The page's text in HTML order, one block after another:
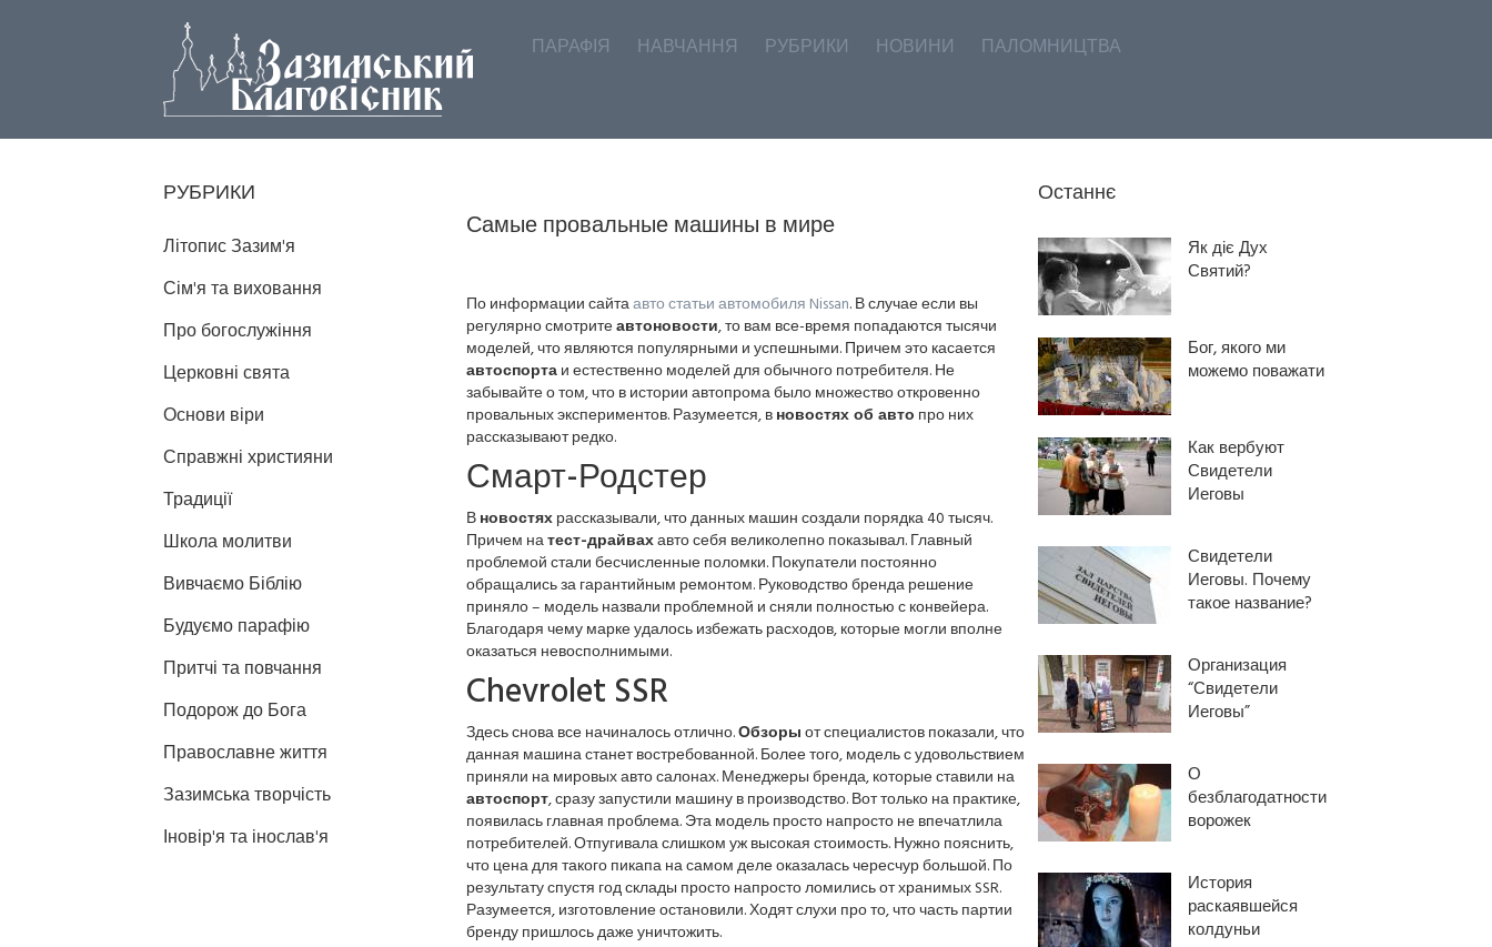
ПАРАФІЯ НАВЧАННЯ РУБРИКИ НОВИНИ ПАЛОМНИЦТВА
Самые провальные машины в мире
По информации сайтаавто статьи автомобиля Nissan. В случае если вы
регулярно смотритеавтоновости, то вам все-время попадаются тысячи
моделей, что являются популярными и успешными. Причем это касается
автоспортаи естественно моделей для обычного потребителя. Не
забывайте о том, что в истории автопрома было множество откровенно
провальных экспериментов. Разумеется, вновостях об авто про них
рассказывают редко.
Смарт-Родстер
Вновостяхрассказывали, что данных машин создали порядка 40 тысяч.
Причем натест-драйвахавто себя великолепно показывал. Главный
проблемой стали бесчисленные поломки. Покупатели постоянно
обращались за гарантийным ремонтом. Руководство бренда решение
приняло – модель назвали проблемной и сняли полностью с конвейера.
Благодаря чему марке удалось избежать расходов, которые могли вполне
оказаться невосполнимыми.
Chevrolet SSR
Здесь снова все начиналось отлично.Обзорыот специалистов показали, что
данная машина станет востребованной. Более того, модель с удовольствием
приняли на мировых авто салонах. Менеджеры бренда, которые ставили на
автоспорт, сразу запустили машину в производство. Вот только на практике,
появилась главная проблема. Эта модель просто напросто не впечатлила
потребителей. Отпугивала слишком уж высокая стоимость. Нужно пояснить,
что цена для такого пикапа на самом деле оказалась чересчур большой. По
результату спустя год склады просто напросто ломились от хранимых SSR.
Разумеется, изготовление остановили. Ходят слухи про то, что часть партии
бренду пришлось даже уничтожить.
РУБРИКИ
Літопис Зазим'я
Сім'я та виховання
Про богослужіння
Церковні свята
Основи віри
Справжні християни
Традиції
Школа молитви
Вивчаємо Біблію
Будуємо парафію
Притчі та повчання
Подорож до Бога
Православне життя
Зазимська творчість
Іновір'я та інослав'я
Останнє
Як діє Дух
Святий?
Бог, якого ми
можемо поважати
Как вербуют
Свидетели
Иеговы
Свидетели
Иеговы. Почему
такое название?
Организация
“Свидетели
Иеговы”
О
безблагодатности
ворожек
История
раскаявшейся
колдуньи